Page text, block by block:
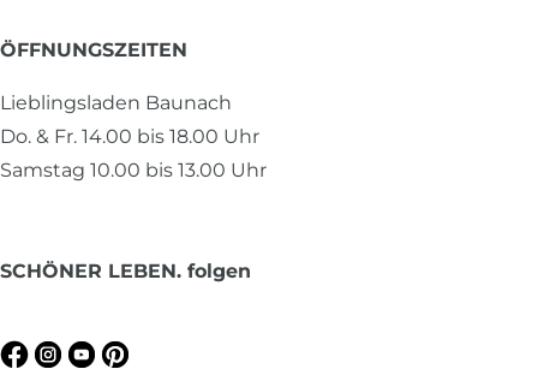
ÖFFNUNGSZEITEN
Lieblingsladen Baunach
Do. & Fr. 14.00 bis 18.00 Uhr
Samstag 10.00 bis 13.00 Uhr
SCHÖNER LEBEN. folgen